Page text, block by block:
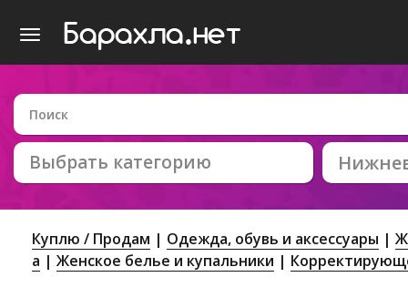
Выбрать категорию
Куплю / Продам Одежда, обувь и аксессуары
а
Женское белье и купальники